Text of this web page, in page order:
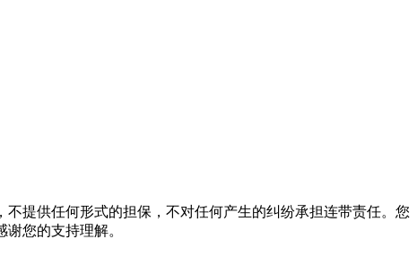
提供任何形式的担保，不对任何产生的纠纷承担连带责任。您
您的支持理解。